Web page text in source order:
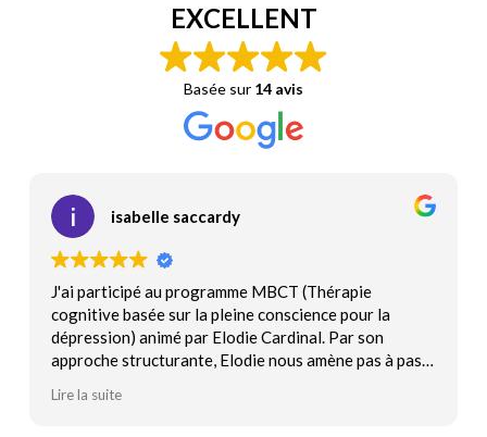
EXCELLENT
Basée sur 14 avis
pour la
Par son
pas à pas
et
Isabelle Domerg
Lorque j'ai fait mon stage MBSR avec
j'ai pu constater un réel changement en
quotidiennement :
je me suis sentie plus calme intérieurement